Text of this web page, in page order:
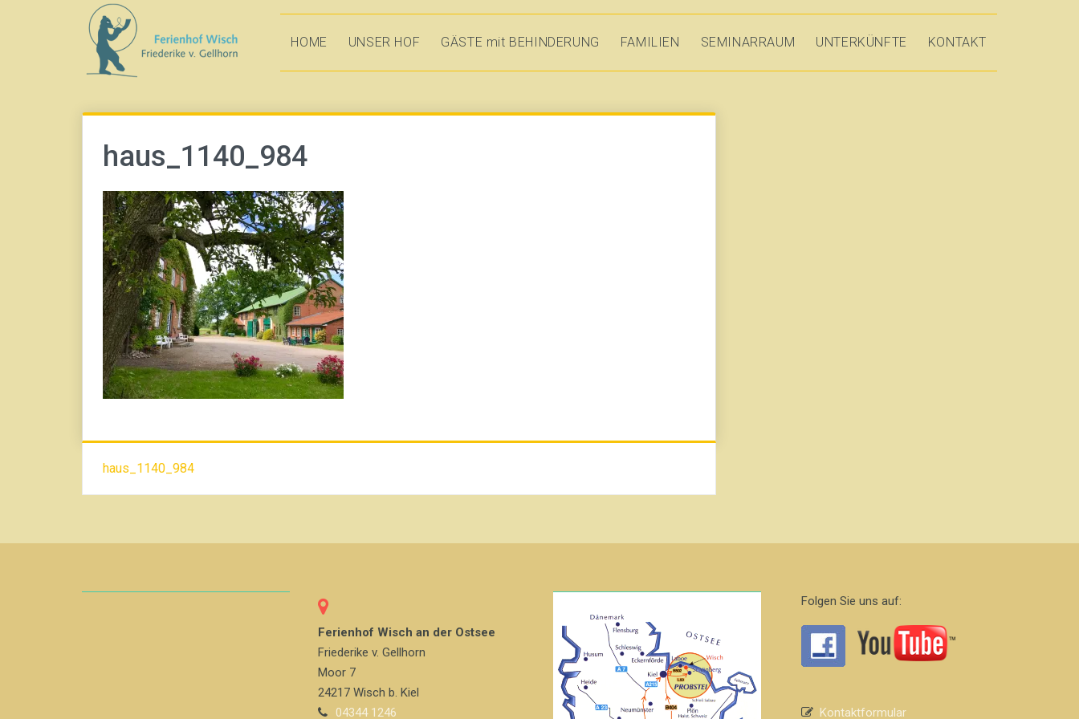
HOME UNSER HOF GÄSTE mit BEHINDERUNG FAMILIEN SEMINARRAUM UNTERKÜNFTE KONTAKT
haus_1140_984
Beitrags-
Navigation
haus_1140_984
Ferienhof Wisch an der Ostsee
Friederike v. Gellhorn
Moor 7
24217 Wisch b. Kiel
04344 1246
Folgen Sie uns auf:
Kontaktformular